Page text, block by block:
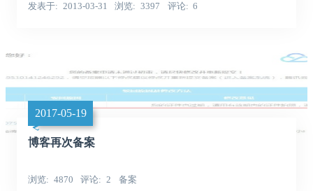
发表于 2013-03-31 浏览 3397 评论 6
2017-05-19
博客再次备案
浏览 4870 评论 2 备案